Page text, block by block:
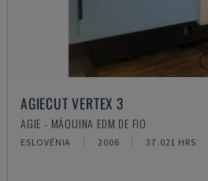
AGIECUT VERTEX 3
AGIE - MÁQUINA EDM DE FIO
ESLOVÉNIA 2006 37.021 HRS